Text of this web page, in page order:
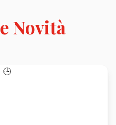
e Novità